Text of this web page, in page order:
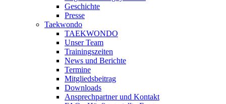
Geschichte
Presse
Taekwondo
TAEKWONDO
Unser Team
Trainingszeiten
News und Berichte
Termine
Mitgliedsbeitrag
Downloads
Ansprechpartner und Kontakt